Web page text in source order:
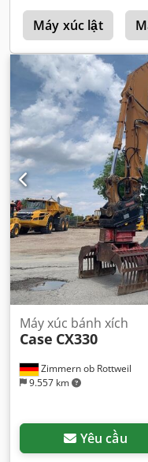
Máy xúc lật
Zimmern ob Rottweil
9.557 km
Máy xúc bánh xích
Case CX330
Yêu cầu